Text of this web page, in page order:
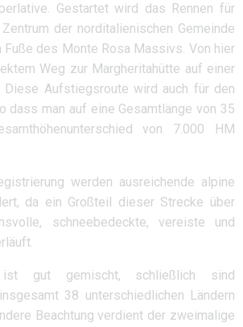
Gestartet wird das Rennen für
der norditalienischen Gemeinde
Fuße des Monte Rosa Massivs. Von hier
Weg zur Margheritahütte auf einer
Diese Aufstiegsroute wird auch für den
dass man auf eine Gesamtlänge von 35
von 7.000 HM
werden ausreichende alpine
da ein Großteil dieser Strecke über
schneebedeckte, vereiste und
gut gemischt, schließlich sind
38 unterschiedlichen Ländern
Beachtung verdient der zweimalige